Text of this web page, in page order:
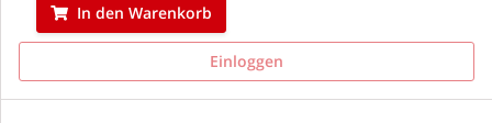
In den Warenkorb
Einloggen